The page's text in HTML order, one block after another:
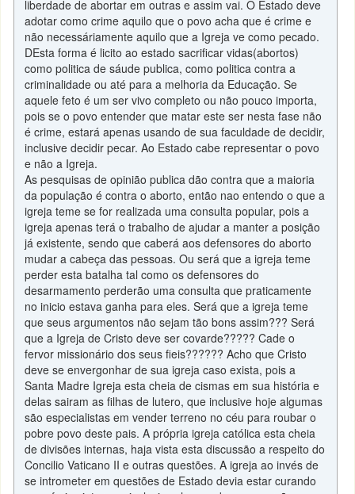
liberdade de abortar em outras e assim vai. O Estado deve
adotar como crime aquilo que o povo acha que é crime e
não necessáriamente aquilo que a Igreja ve como pecado.
DEsta forma é licito ao estado sacrificar vidas(abortos)
como politica de sáude publica, como politica contra a
criminalidade ou até para a melhoria da Educação. Se
aquele feto é um ser vivo completo ou não pouco importa,
pois se o povo entender que matar este ser nesta fase não
é crime, estará apenas usando de sua faculdade de decidir,
inclusive decidir pecar. Ao Estado cabe representar o povo
e não a Igreja.
As pesquisas de opinião publica dão contra que a maioria
da população é contra o aborto, então nao entendo o que a
igreja teme se for realizada uma consulta popular, pois a
igreja apenas terá o trabalho de ajudar a manter a posição
já existente, sendo que caberá aos defensores do aborto
mudar a cabeça das pessoas. Ou será que a igreja teme
perder esta batalha tal como os defensores do
desarmamento perderão uma consulta que praticamente
no inicio estava ganha para eles. Será que a igreja teme
que seus argumentos não sejam tão bons assim??? Será
que a Igreja de Cristo deve ser covarde????? Cade o
fervor missionário dos seus fieis?????? Acho que Cristo
deve se envergonhar de sua igreja caso exista, pois a
Santa Madre Igreja esta cheia de cismas em sua história e
delas sairam as filhas de lutero, que inclusive hoje algumas
são especialistas em vender terreno no céu para roubar o
pobre povo deste pais. A própria igreja católica esta cheia
de divisões internas, haja vista esta discussão a respeito do
Concilio Vaticano II e outras questões. A igreja ao invés de
se intrometer em questões de Estado devia estar curando